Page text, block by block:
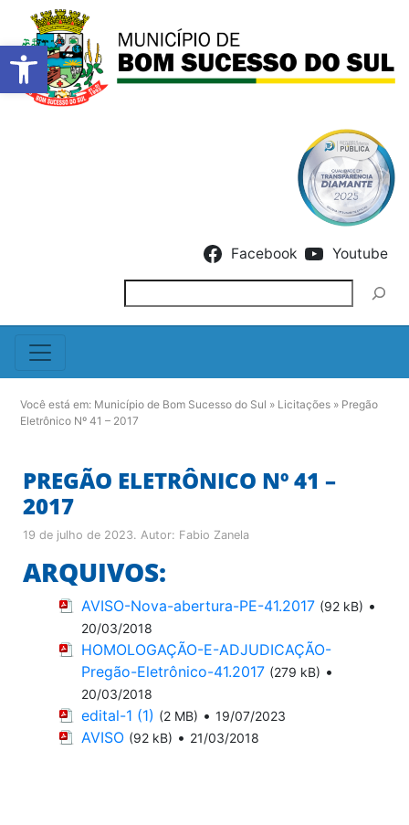
Barra de Ferramentas
Facebook Youtube
Você está em: Município de Bom Sucesso do Sul » Licitações » Pregão
Eletrônico Nº 41 – 2017
PREGÃO ELETRÔNICO Nº 41 –
2017
19 de julho de 2023. Autor: Fabio Zanela
ARQUIVOS:
AVISO-Nova-abertura-PE-41.2017 (92 kB) •
20/03/2018
HOMOLOGAÇÃO-E-ADJUDICAÇÃO-
Pregão-Eletrônico-41.2017 (279 kB) •
20/03/2018
edital-1 (1) (2 MB) • 19/07/2023
AVISO (92 kB) • 21/03/2018